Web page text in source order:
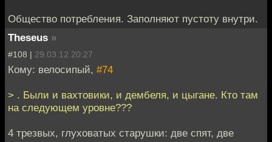
Общество потребления. Заполняют пустоту внутри.
Theseus »
#108 | 29.03.12 20:27
Кому: велосипый, #74
> . Были и вахтовики, и дембеля, и цыгане. Кто там
на следующем уровне???
4 трезвых, глуховатых старушки: две спят, две